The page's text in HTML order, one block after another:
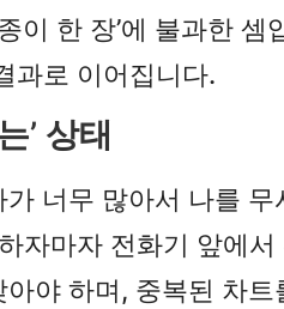
한 장’에 불과한
과로 이어집니다.
’ 상태
너무 많아서 나를
자마자 전화기 앞에
야 하며, 중복된 차트